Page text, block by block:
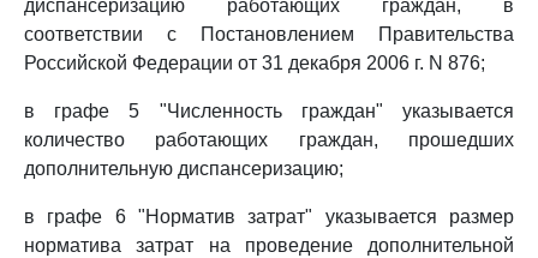
диспансеризацию работающих граждан, в
соответствии с Постановлением Правительства
Российской Федерации от 31 декабря 2006 г. N 876;
в графе 5 "Численность граждан" указывается
количество работающих граждан, прошедших
дополнительную диспансеризацию;
в графе 6 "Норматив затрат" указывается размер
норматива затрат на проведение дополнительной